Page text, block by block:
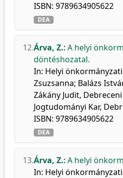
ISBN: 9789634905622
DEA
12.Árva, Z.: A helyi
döntéshozatal.
In: Helyi
Zsuzsanna; Balázs
Zákány Judit,
Jogtudományi Kar,
ISBN: 9789634905622
DEA
13.Árva, Z.: A helyi
In: Helyi